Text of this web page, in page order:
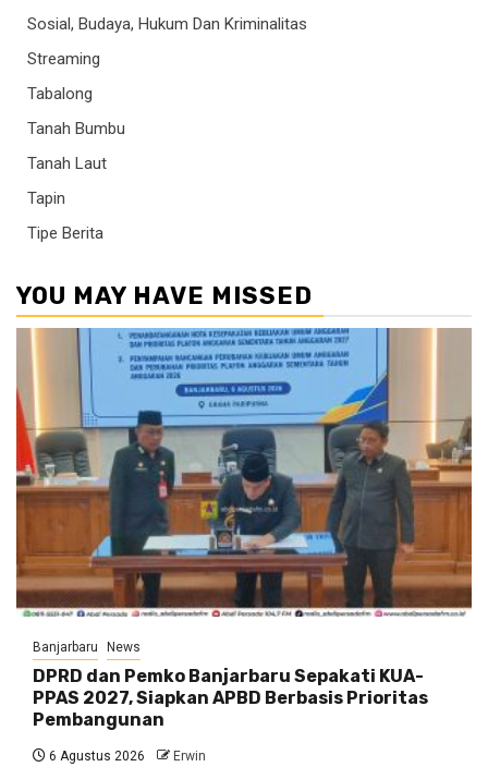
Sosial, Budaya, Hukum Dan Kriminalitas
Streaming
Tabalong
Tanah Bumbu
Tanah Laut
Tapin
Tipe Berita
YOU MAY HAVE MISSED
Banjarbaru News
DPRD dan Pemko Banjarbaru Sepakati KUA-
PPAS 2027, Siapkan APBD Berbasis Prioritas
Pembangunan
6 Agustus 2026 Erwin